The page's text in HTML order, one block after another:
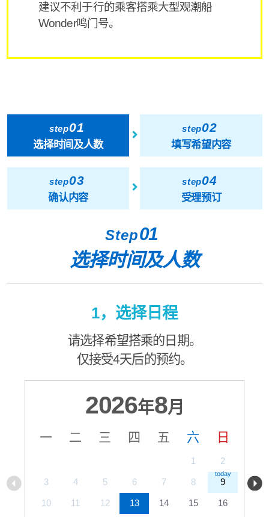
建议不利于行的乘客搭乘大型观潮船
Wonder鸣门号。
step01
选择时间及人数
step02
填写希望内容
step03
确认内容
step04
受理预订
Step01
选择时间及人数
1，选择日程
请选择希望搭乘的日期。
仅接受4天后的预约。
2026年8月
一 二 三 四 五 六 日
1 2
3 4 5 6 7 8 9
10 11 12 13 14 15 16